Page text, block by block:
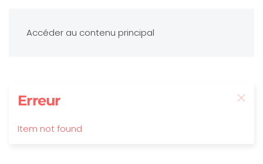
Accéder au contenu principal
Erreur
Item not found